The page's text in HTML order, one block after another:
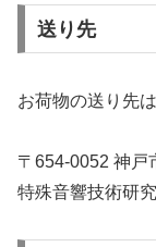
送り先
お荷物の送り先
〒654-0052 神戸
特殊音響技術研